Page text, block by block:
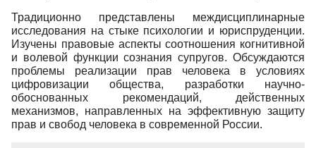
Традиционно представлены междисциплинарные
исследования на стыке психологии и юриспруденции.
Изучены правовые аспекты соотношения когнитивной
и волевой функции сознания супругов. Обсуждаются
проблемы реализации прав человека в условиях
цифровизации общества, разработки научно-
обоснованных рекомендаций, действенных
механизмов, направленных на эффективную защиту
прав и свобод человека в современной России.